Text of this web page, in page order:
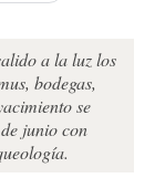
a la luz los
bodegas,
se
junio con